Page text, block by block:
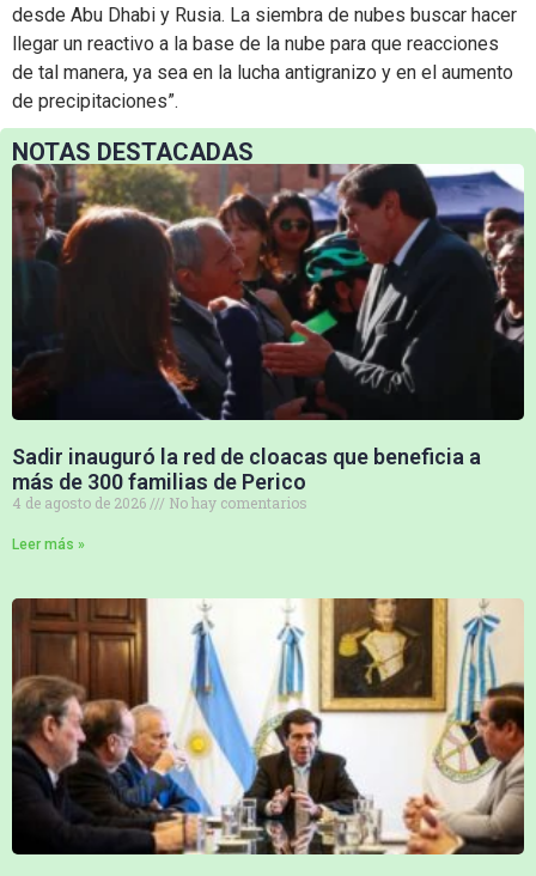
NOTAS DESTACADAS
Sadir inauguró la red de cloacas que beneficia a
más de 300 familias de Perico
4 de agosto de 2026 No hay comentarios
Leer más »
desde Abu Dhabi y Rusia. La siembra de nubes buscar hacer
llegar un reactivo a la base de la nube para que reacciones
de tal manera, ya sea en la lucha antigranizo y en el aumento
de precipitaciones”.